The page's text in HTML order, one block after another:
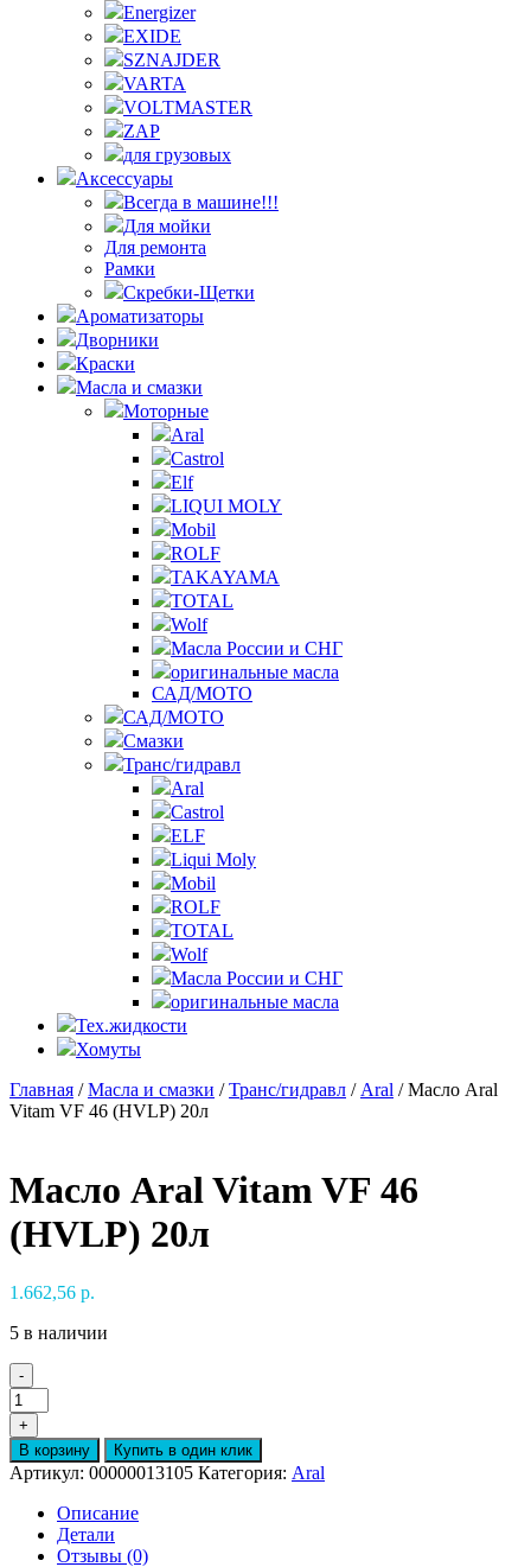
Energizer
EXIDE
SZNAJDER
VARTA
VOLTMASTER
ZAP
для грузовых
Аксессуары
Всегда в машине!!!
Для мойки
Для ремонта
Рамки
Скребки-Щетки
Ароматизаторы
Дворники
Краски
Масла и смазки
Моторные
Aral
Castrol
Elf
LIQUI MOLY
Mobil
ROLF
TAKAYAMA
TOTAL
Wolf
Масла России и СНГ
оригинальные масла
САД/МОТО
САД/МОТО
Смазки
Транс/гидравл
Aral
Castrol
ELF
Liqui Moly
Mobil
ROLF
TOTAL
Wolf
Масла России и СНГ
оригинальные масла
Тех.жидкости
Хомуты
Главная /Масла и смазки /Транс/гидравл / Aral / Масло Aral
Vitam VF 46 (HVLP) 20л
Масло Aral Vitam VF 46
(HVLP) 20л
1.662,56 р.
5 в наличии
-
Количество
товара
Масло
Aral
Vitam
(HVLP)
+
В корзину
Купить в один клик
Артикул: 00000013105 Категория: Aral
Описание
Детали
Отзывы (0)